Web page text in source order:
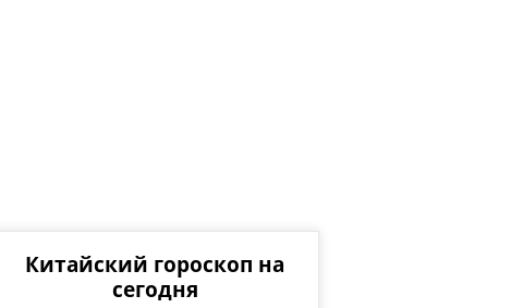
Китайский гороскоп на
сегодня